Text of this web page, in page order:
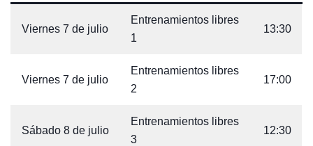
Viernes 7 de julio
Entrenamientos libres
1
13:30
Viernes 7 de julio
Entrenamientos libres
2
17:00
Sábado 8 de julio
Entrenamientos libres
3
12:30